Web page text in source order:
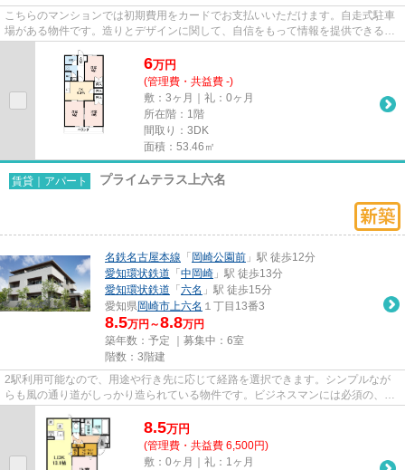
こちらのマンションでは初期費用をカードでお支払いいただけます。自走式駐車
場がある物件です。造りとデザインに関して、自信をもって情報を提供できるマ
6万円
(管理費・共益費 -)
敷：3ヶ月｜礼：0ヶ月
所在階：1階
間取り：3DK
面積：53.46㎡
賃貸｜アパート プライムテラス上六名
名鉄名古屋本線 「 岡崎公園前 」駅 徒歩12分
愛知環状鉄道 「 中岡崎 」駅 徒歩13分
愛知環状鉄道 「 六名 」駅 徒歩15分
愛知県岡崎市上六名 １丁目13番3
8.5万円～8.8万円
築年数：予定 ｜募集中： 6室
階数：3階建
2駅利用可能なので、用途や行き先に応じて経路を選択できます。シンプルなが
らも風の通り道がしっかり造られている物件です。ビジネスマンには必須の、イ
8.5万円
(管理費・共益費 6,500円)
敷：0ヶ月｜礼：1ヶ月